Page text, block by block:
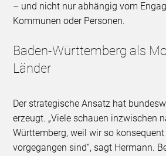
– und nicht nur abhängig vom
Kommunen oder Personen.
Baden-Württemberg als
Länder
Der strategische Ansatz hat
erzeugt. „Viele schauen inzwischen
Württemberg, weil wir so
vorgegangen sind“, sagt Hermann.